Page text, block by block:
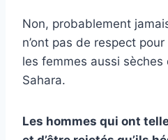
Non, probablement
n’ont pas de respect
les femmes aussi
Sahara.
Les hommes qui ont